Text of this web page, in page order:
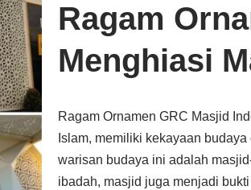
Ragam
Menghiasi
Ragam Ornamen GRC Masjid
Islam, memiliki kekayaan
warisan budaya ini adalah
ibadah, masjid juga menjadi